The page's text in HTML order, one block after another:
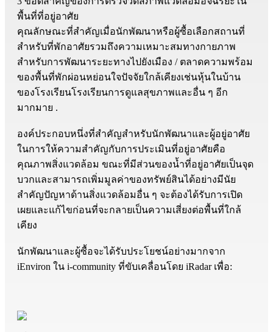
พื้นที่ที่อยู่อาศัย
คุณลักษณะที่สำคัญเมื่อนักพัฒนาหรือผู้ซื้อเลือกสถานที่
สำหรับที่พักอาศัยรวมถึงความเหมาะสมทางกายภาพ
สำหรับการพัฒนาระยะทางไปยังเมือง / ตลาดความพร้อม
ของพื้นที่พักผ่อนหย่อนใจปัจจัยใกล้เคียงเช่นหุ้นในบ้าน
ของโรงเรียนโรงเรียนการดูแลสุขภาพและอื่น ๆ อีก
มากมาย .
องค์ประกอบหนึ่งที่สำคัญสำหรับนักพัฒนาและผู้อยู่อาศัย
ในการให้ความสำคัญกับการประเมินที่อยู่อาศัยคือ
คุณภาพสิ่งแวดล้อม ขณะที่มีส่วนของน้ำที่อยู่อาศัยเป็นจุด
บวกและสามารถเพิ่มมูลค่าของทรัพย์สินได้อย่างมีนัย
สำคัญปัญหาด้านสิ่งแวดล้อมอื่น ๆ จะต้องได้รับการเปิด
เผยและแก้ไขก่อนที่จะกลายเป็นความเสี่ยงต่อพื้นที่ใกล้
เคียง
นักพัฒนาและผู้ซื้อจะได้รับประโยชน์อย่างมากจาก
iEnviron ใน i-community ที่ขับเคลื่อนโดย iRadar เพื่อ: